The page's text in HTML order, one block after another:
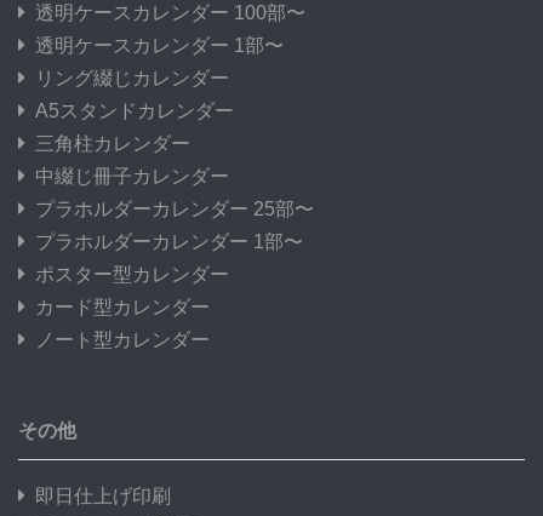
透明ケースカレンダー 100部〜
透明ケースカレンダー 1部〜
リング綴じカレンダー
A5スタンドカレンダー
三角柱カレンダー
中綴じ冊子カレンダー
プラホルダーカレンダー 25部〜
プラホルダーカレンダー 1部〜
ポスター型カレンダー
カード型カレンダー
ノート型カレンダー
その他
即日仕上げ印刷